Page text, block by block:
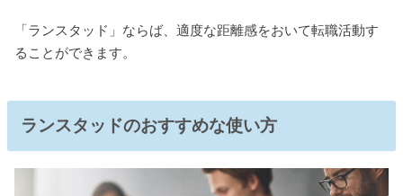
「ランスタッド」ならば、適度な距離感をおいて転職活動す
ることができます。
ランスタッドのおすすめな使い方